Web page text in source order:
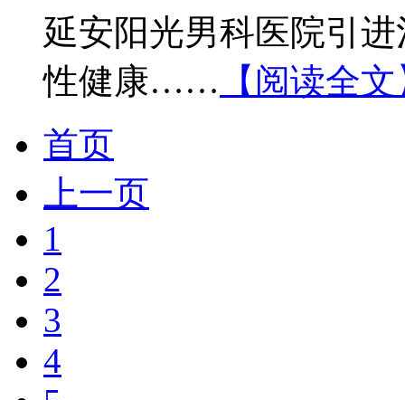
延安阳光男科医院引
性健康…… 【阅读全
首页
上一页
1
2
3
4